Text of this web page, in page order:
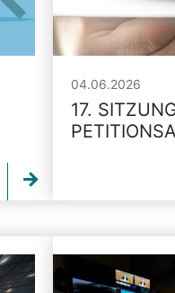
04.06.2026
17.